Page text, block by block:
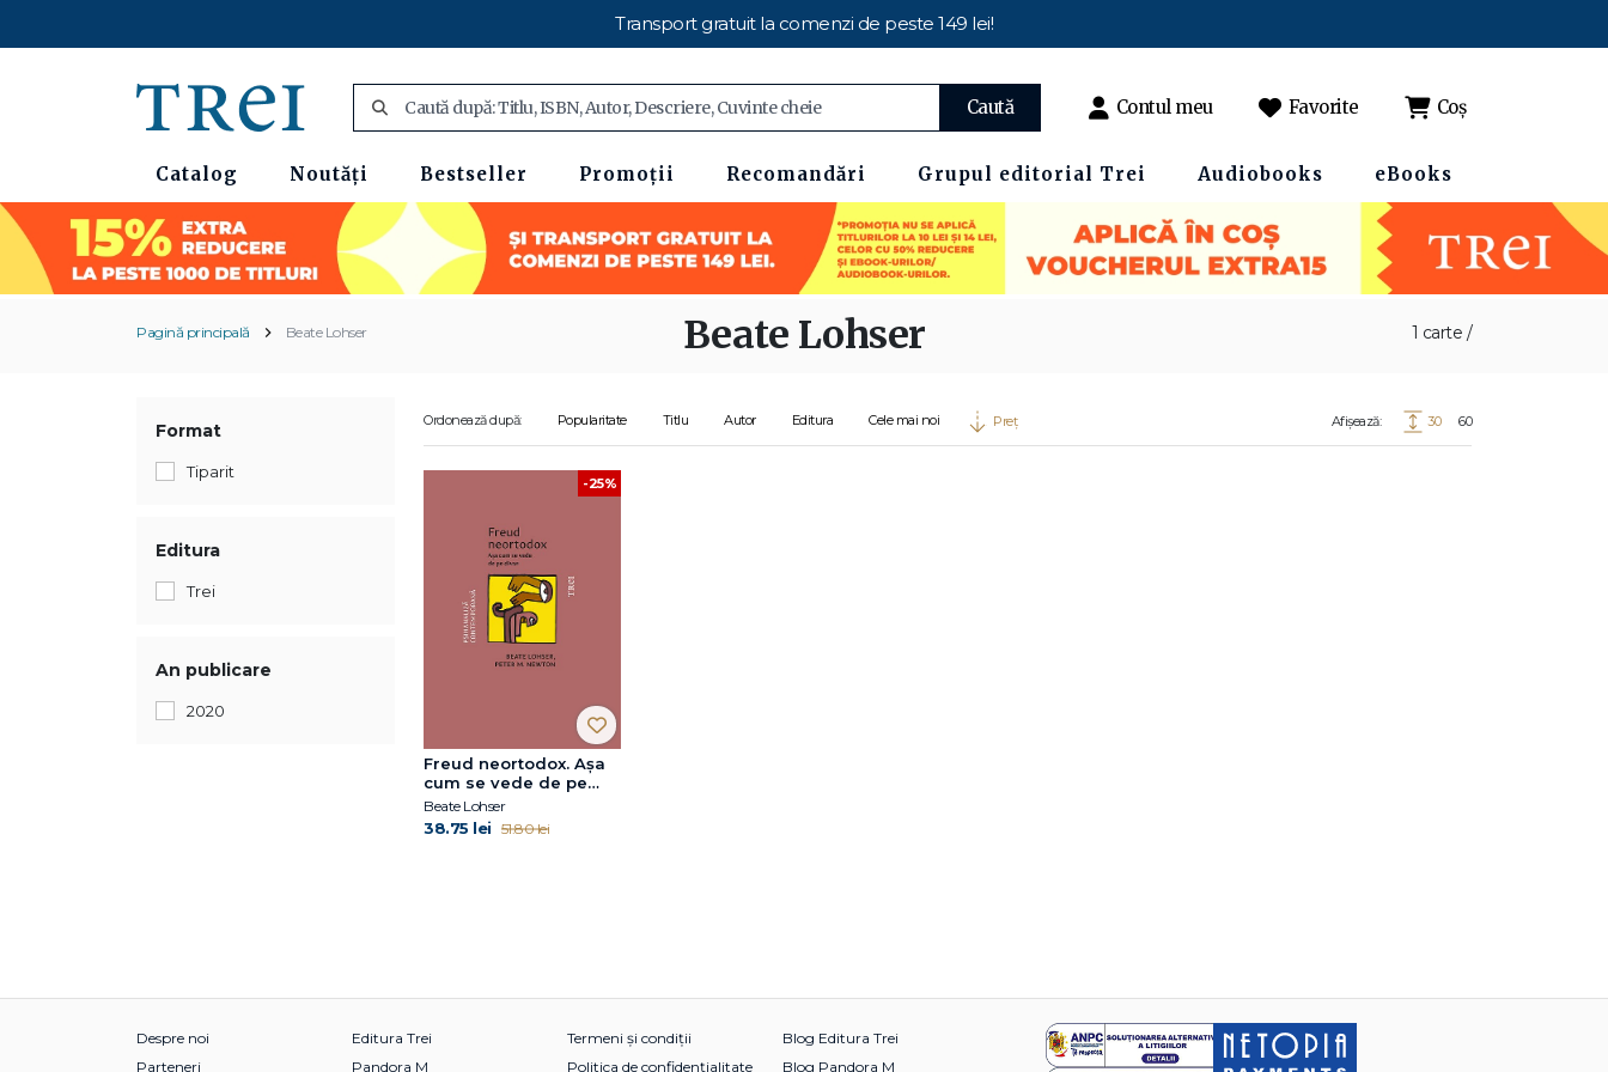
Transport gratuit la comenzi de peste 149 lei!
Caută Contul meu Favorite Coș
Catalog Noutăți Bestseller Promoții Recomandări Grupul editorial Trei Audiobooks eBooks
Pagină principală Beate Lohser 1 carte /
Beate Lohser
Format
Tiparit
Editura
Trei
An publicare
2020
Ordonează după: Popularitate Titlu Autor Editura Cele mai noi Preț Afișează: 30 60
-25%
Freud neortodox. Așa
cum se vede de pe
divan
Beate Lohser
38.75 lei 51.80 lei
Despre noi
Parteneri
Editura Trei
Pandora M
Termeni și condiții
Politica de confidențialitate
Blog Editura Trei
Blog Pandora M